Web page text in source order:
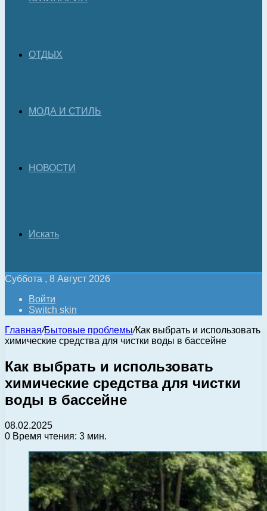
ОТДЫХ
МОДА И СТИЛЬ
НОВОСТИ
Искать
Суббота , 8 Август 2026
Войти
Switch skin
Главная/Бытовые проблемы/Как выбрать и использовать
химические средства для чистки воды в бассейне
Как выбрать и использовать
химические средства для чистки
воды в бассейне
08.02.2025
0 Время чтения: 3 мин.